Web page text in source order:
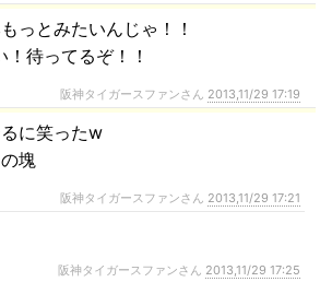
っとみたいんじゃ！！
！待ってるぞ！！
阪神タイガースファンさん 2013,11/29 17:19
に笑ったw
塊
阪神タイガースファンさん 2013,11/29 17:21
阪神タイガースファンさん 2013,11/29 17:25